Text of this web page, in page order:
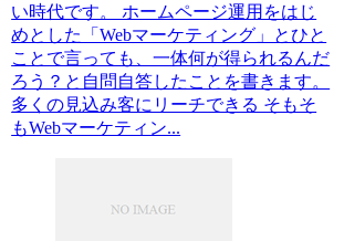
い時代です。 ホームページ運用をはじ
めとした「Webマーケティング」とひと
ことで言っても、一体何が得られるんだ
ろう？と自問自答したことを書きます。
多くの見込み客にリーチできる そもそ
もWebマーケティン...